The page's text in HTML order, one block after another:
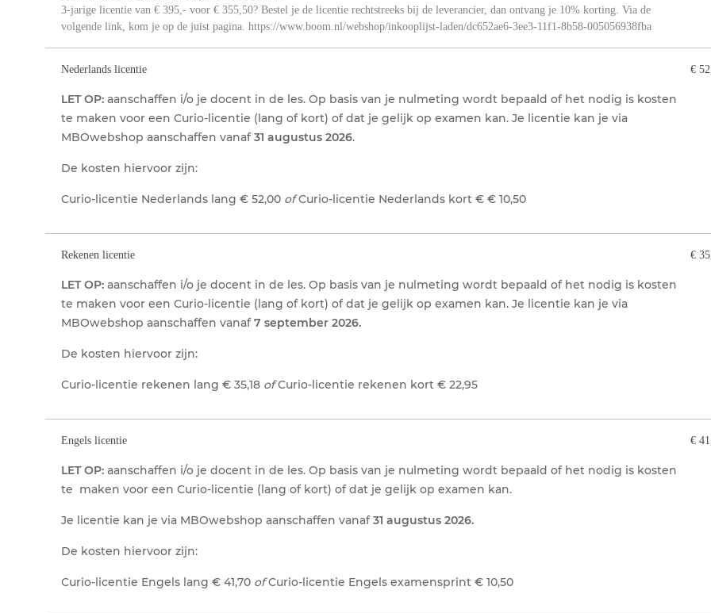
3-jarige licentie van € 395,- voor € 355,50? Bestel je de licentie rechtstreeks bij de leverancier, dan ontvang je 10% korting. Via de
volgende link, kom je op de juist pagina. https://www.boom.nl/webshop/inkooplijst-laden/dc652ae6-3ee3-11f1-8b58-005056938fba
Nederlands licentie
LET OP: aanschaffen i/o je docent in de les. Op basis van je nulmeting wordt bepaald of het nodig is kosten
te maken voor een Curio-licentie (lang of kort) of dat je gelijk op examen kan. Je licentie kan je via
MBOwebshop aanschaffen vanaf31 augustus 2026.
De kosten hiervoor zijn:
Curio-licentie Nederlands lang € 52,00 of Curio-licentie Nederlands kort € € 10,50
€
Rekenen licentie
LET OP: aanschaffen i/o je docent in de les. Op basis van je nulmeting wordt bepaald of het nodig is kosten
te maken voor een Curio-licentie (lang of kort) of dat je gelijk op examen kan. Je licentie kan je via
MBOwebshop aanschaffen vanaf7 september 2026.
De kosten hiervoor zijn:
Curio-licentie rekenen lang € 35,18 ofCurio-licentie rekenen kort € 22,95
€
Engels licentie
LET OP: aanschaffen i/o je docent in de les. Op basis van je nulmeting wordt bepaald of het nodig is kosten
te maken voor een Curio-licentie (lang of kort) of dat je gelijk op examen kan.
Je licentie kan je via MBOwebshop aanschaffen vanaf31 augustus 2026.
De kosten hiervoor zijn:
Curio-licentie Engels lang € 41,70 ofCurio-licentie Engels examensprint € 10,50
€